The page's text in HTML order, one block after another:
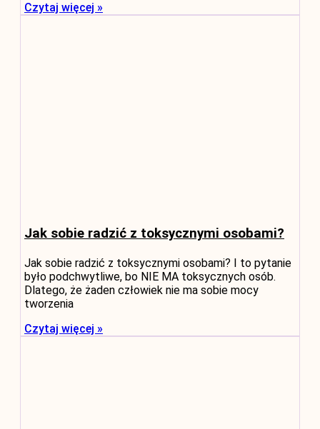
Czytaj więcej »
Jak sobie radzić z toksycznymi osobami?
Jak sobie radzić z toksycznymi osobami? I to pytanie
było podchwytliwe, bo NIE MA toksycznych osób.
Dlatego, że żaden człowiek nie ma sobie mocy
tworzenia
Czytaj więcej »